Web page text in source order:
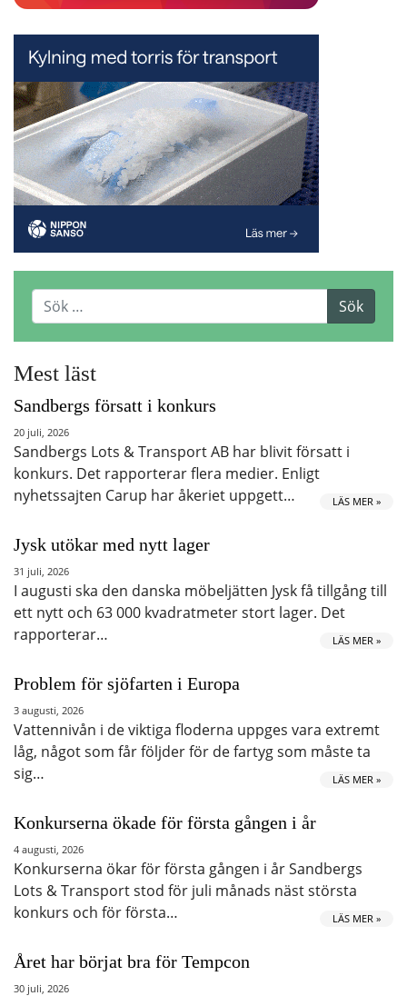
Mest läst
Sandbergs försatt i konkurs
20 juli, 2026
Sandbergs Lots & Transport AB har blivit försatt i
konkurs. Det rapporterar flera medier. Enligt
nyhetssajten Carup har åkeriet uppgett…
LÄS MER »
Jysk utökar med nytt lager
31 juli, 2026
I augusti ska den danska möbeljätten Jysk få tillgång till
ett nytt och 63 000 kvadratmeter stort lager. Det
rapporterar…
LÄS MER »
Problem för sjöfarten i Europa
3 augusti, 2026
Vattennivån i de viktiga floderna uppges vara extremt
låg, något som får följder för de fartyg som måste ta
sig…
LÄS MER »
Konkurserna ökade för första gången i år
4 augusti, 2026
Konkurserna ökar för första gången i år Sandbergs
Lots & Transport stod för juli månads näst största
konkurs och för första…
LÄS MER »
Året har börjat bra för Tempcon
30 juli, 2026